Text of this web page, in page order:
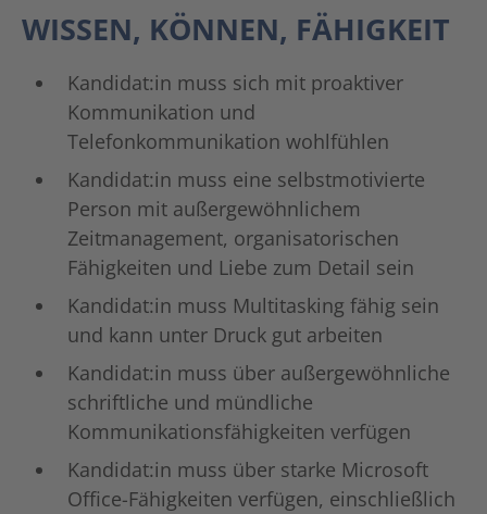
WISSEN, KÖNNEN, FÄHIGKEIT
Kandidat:in muss sich mit proaktiver
Kommunikation und
Telefonkommunikation wohlfühlen
Kandidat:in muss eine selbstmotivierte
Person mit außergewöhnlichem
Zeitmanagement, organisatorischen
Fähigkeiten und Liebe zum Detail sein
Kandidat:in muss Multitasking fähig sein
und kann unter Druck gut arbeiten
Kandidat:in muss über außergewöhnliche
schriftliche und mündliche
Kommunikationsfähigkeiten verfügen
Kandidat:in muss über starke Microsoft
Office-Fähigkeiten verfügen, einschließlich